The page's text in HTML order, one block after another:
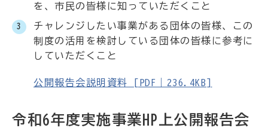
を、市民の皆様に知っていただくこと
チャレンジしたい事業がある団体の皆様、この
制度の活用を検討している団体の皆様に参考に
していただくこと
公開報告会説明資料 [PDF｜236.4KB]
令和6年度実施事業HP上公開報告会